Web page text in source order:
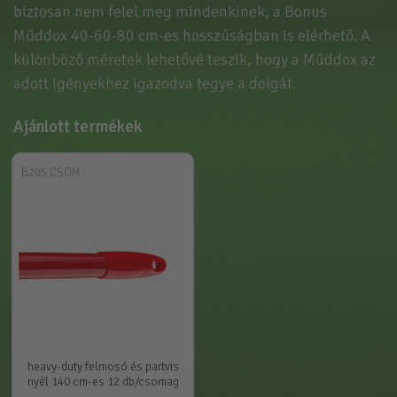
biztosan nem felel meg mindenkinek, a Bonus
Műddox 40-60-80 cm-es hosszúságban is elérhető. A
különböző méretek lehetővé teszik, hogy a Műddox az
adott igényekhez igazodva tegye a dolgát.
Ajánlott termékek
B205 CSOM
heavy-duty felmosó és partvis
nyél 140 cm-es 12 db/csomag